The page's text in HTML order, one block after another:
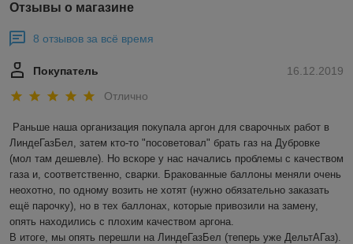
Отзывы о магазине
8 отзывов за всё время
16.12.2019
Покупатель
Отлично
Раньше наша организация покупала аргон для сварочных работ в
ЛиндеГазБел, затем кто-то "посоветовал" брать газ на Дубровке
(мол там дешевле). Но вскоре у нас начались проблемы с качеством
газа и, соответственно, сварки. Бракованные баллоны меняли очень
неохотно, по одному возить не хотят (нужно обязательно заказать
ещё парочку), но в тех баллонах, которые привозили на замену,
опять находились с плохим качеством аргона.
В итоге, мы опять перешли на ЛиндеГазБел (теперь уже ДельтАГаз).